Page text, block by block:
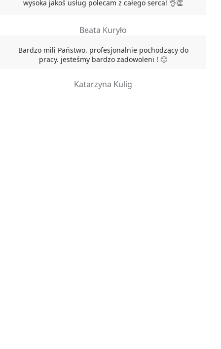
wysoka jakoś usług polecam z całego serca! 👌👏
Beata Kuryło
Bardzo mili Państwo. profesjonalnie pochodzący do
pracy. jesteśmy bardzo zadowoleni ! 🙂
Katarzyna Kulig